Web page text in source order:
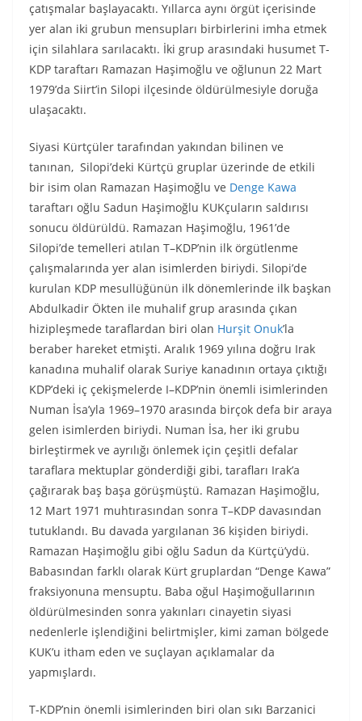
çatışmalar başlayacaktı. Yıllarca aynı örgüt içerisinde
yer alan iki grubun mensupları birbirlerini imha etmek
için silahlara sarılacaktı. İki grup arasındaki husumet T-
KDP taraftarı Ramazan Haşimoğlu ve oğlunun 22 Mart
1979’da Siirt’in Silopi ilçesinde öldürülmesiyle doruğa
ulaşacaktı.
Siyasi Kürtçüler tarafından yakından bilinen ve
tanınan, Silopi’deki Kürtçü gruplar üzerinde de etkili
bir isim olan Ramazan Haşimoğlu ve Denge Kawa
taraftarı oğlu Sadun Haşimoğlu KUKçuların saldırısı
sonucu öldürüldü. Ramazan Haşimoğlu, 1961’de
Silopi’de temelleri atılan T–KDP’nin ilk örgütlenme
çalışmalarında yer alan isimlerden biriydi. Silopi’de
kurulan KDP mesullüğünün ilk dönemlerinde ilk başkan
Abdulkadir Ökten ile muhalif grup arasında çıkan
hizipleşmede taraflardan biri olan Hurşit Onuk’la
beraber hareket etmişti. Aralık 1969 yılına doğru Irak
kanadına muhalif olarak Suriye kanadının ortaya çıktığı
KDP’deki iç çekişmelerde I–KDP’nin önemli isimlerinden
Numan İsa’yla 1969–1970 arasında birçok defa bir araya
gelen isimlerden biriydi. Numan İsa, her iki grubu
birleştirmek ve ayrılığı önlemek için çeşitli defalar
taraflara mektuplar gönderdiği gibi, tarafları Irak’a
çağırarak baş başa görüşmüştü. Ramazan Haşimoğlu,
12 Mart 1971 muhtırasından sonra T–KDP davasından
tutuklandı. Bu davada yargılanan 36 kişiden biriydi.
Ramazan Haşimoğlu gibi oğlu Sadun da Kürtçü’ydü.
Babasından farklı olarak Kürt gruplardan “Denge Kawa”
fraksiyonuna mensuptu. Baba oğul Haşimoğullarının
öldürülmesinden sonra yakınları cinayetin siyasi
nedenlerle işlendiğini belirtmişler, kimi zaman bölgede
KUK’u itham eden ve suçlayan açıklamalar da
yapmışlardı.
T-KDP’nin önemli isimlerinden biri olan sıkı Barzanici